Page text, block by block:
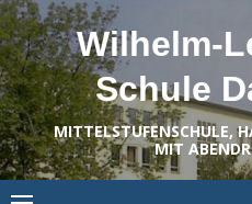
Skip
to
content
Wilhelm-
Schule
MITTELSTUFENSCHULE,
MIT